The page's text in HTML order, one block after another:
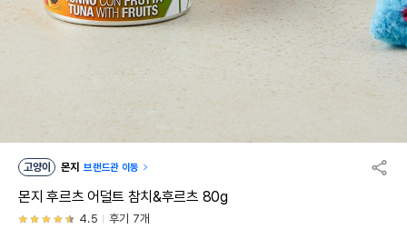
고양이 몬지 브랜드관 이동
몬지 후르츠 어덜트 참치&후르츠 80g
4.5 후기 7개